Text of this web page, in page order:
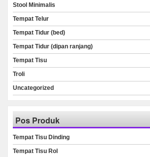
Stool Minimalis
Tempat Telur
Tempat Tidur (bed)
Tempat Tidur (dipan ranjang)
Tempat Tisu
Troli
Uncategorized
Pos Produk
Tempat Tisu Dinding
Tempat Tisu Rol